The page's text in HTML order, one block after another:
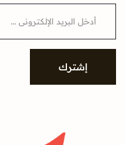
i
إشترك